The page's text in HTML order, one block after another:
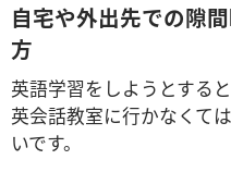
自宅や外出先での隙
方
英語学習をしようとする
英会話教室に行かなくて
いです。